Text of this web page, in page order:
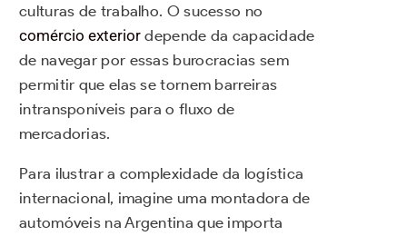
culturas de trabalho. O sucesso no
comércio exterior depende da capacidade
de navegar por essas burocracias sem
permitir que elas se tornem barreiras
intransponíveis para o fluxo de
mercadorias.
Para ilustrar a complexidade da logística
internacional, imagine uma montadora de
automóveis na Argentina que importa